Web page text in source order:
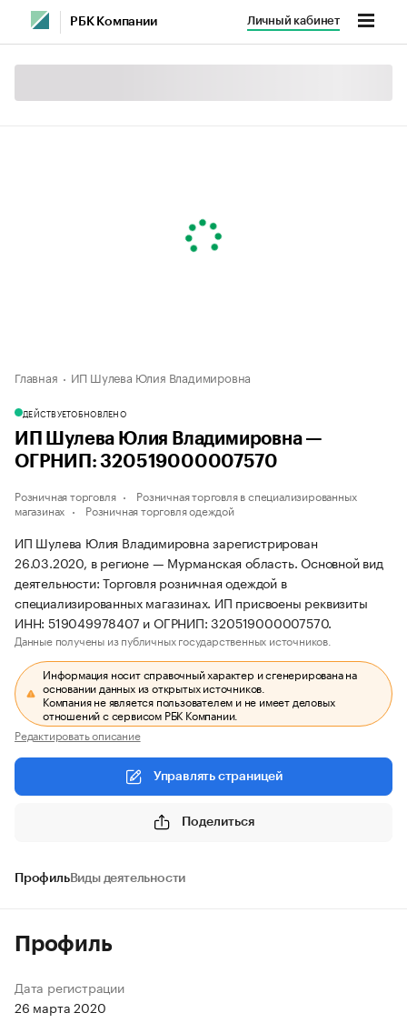
РБК Компании Личный кабинет
Главная ИП Шулева Юлия Владимировна
ДЕЙСТВУЕТОБНОВЛЕНО
ИП Шулева Юлия Владимировна —
ОГРНИП: 320519000007570
Розничная торговля
Розничная торговля в специализированных
магазинах
Розничная торговля одеждой
ИП Шулева Юлия Владимировна зарегистрирован
26.03.2020, в регионе — Мурманская область. Основной вид
деятельности: Торговля розничная одеждой в
специализированных магазинах. ИП присвоены реквизиты
ИНН: 519049978407 и ОГРНИП: 320519000007570.
Данные получены из публичных государственных источников.
Информация носит справочный характер и сгенерирована на
основании данных из открытых источников.
Компания не является пользователем и не имеет деловых
отношений с сервисом РБК Компании.
Редактировать описание
Управлять страницей
Поделиться
ПрофильВиды деятельности
Профиль
Дата регистрации
26 марта 2020